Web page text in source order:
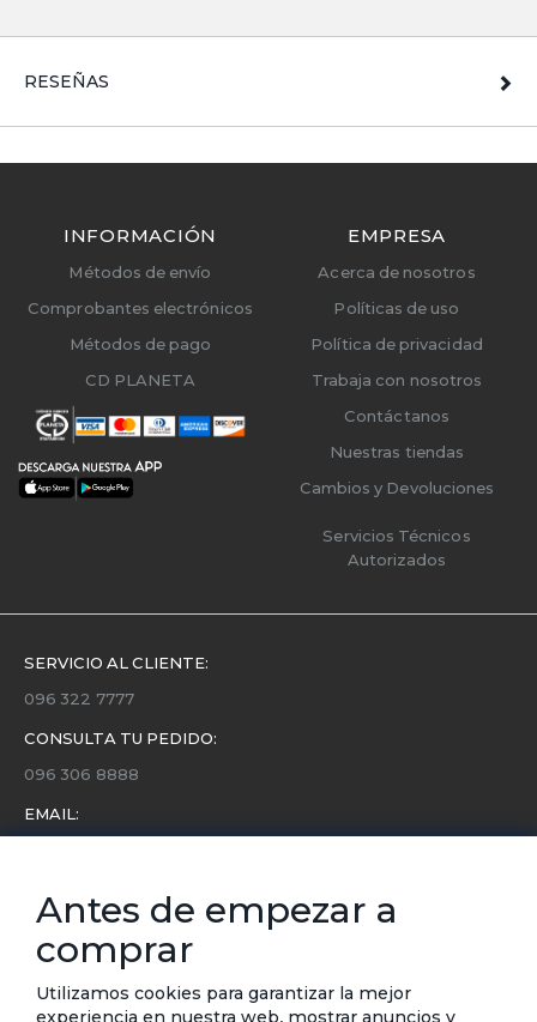
RESEÑAS
INFORMACIÓN
Métodos de envío
Comprobantes electrónicos
Métodos de pago
CD PLANETA
EMPRESA
Acerca de nosotros
Políticas de uso
Política de privacidad
Trabaja con nosotros
Contáctanos
Nuestras tiendas
Cambios y Devoluciones
Servicios Técnicos
Autorizados
SERVICIO AL CLIENTE:
096 322 7777
CONSULTA TU PEDIDO:
096 306 8888
EMAIL:
Conoce toda la información sobre últimas colecciones,
eventos y ofertas.
Subscríbete a nuestro newsletter
Antes de empezar a
comprar
Utilizamos cookies para garantizar la mejor
experiencia en nuestra web, mostrar anuncios y